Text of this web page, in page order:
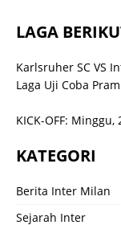
LAGA
Karlsruher SC VS
Laga Uji Coba
KICK-OFF:
KATEGORI
Berita Inter Milan
Sejarah Inter